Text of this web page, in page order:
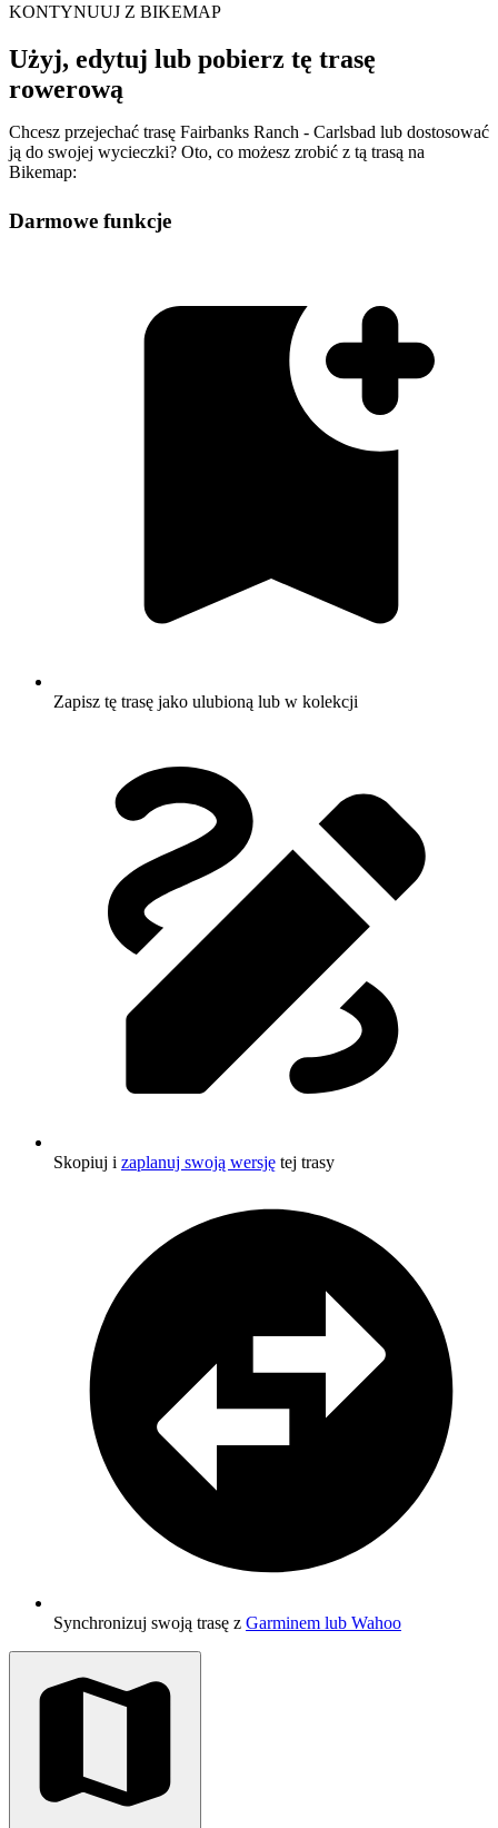
KONTYNUUJ Z BIKEMAP
Użyj, edytuj lub pobierz tę trasę
rowerową
Chcesz przejechać trasę Fairbanks Ranch - Carlsbad lub dostosować
ją do swojej wycieczki? Oto, co możesz zrobić z tą trasą na
Bikemap:
Darmowe funkcje
Zapisz tę trasę jako ulubioną lub w kolekcji
Skopiuj i zaplanuj swoją wersję tej trasy
Synchronizuj swoją trasę z Garminem lub Wahoo